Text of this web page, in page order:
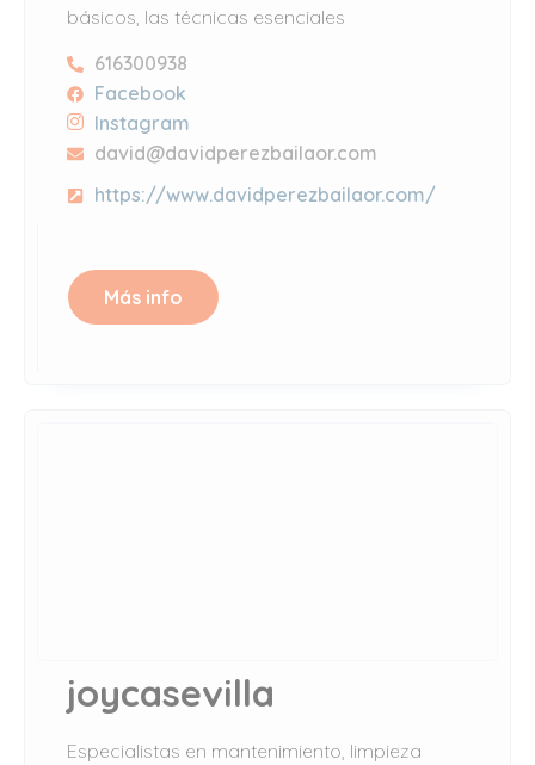
básicos, las técnicas esenciales
616300938
Facebook
Instagram
david@davidperezbailaor.com
https://www.davidperezbailaor.com/
Más info
joycasevilla
Especialistas en mantenimiento, limpieza